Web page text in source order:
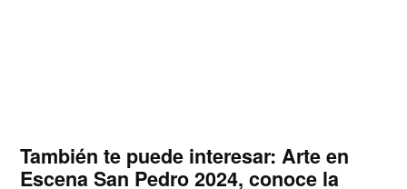
También te puede interesar:Arte en
Escena San Pedro 2024, conoce la